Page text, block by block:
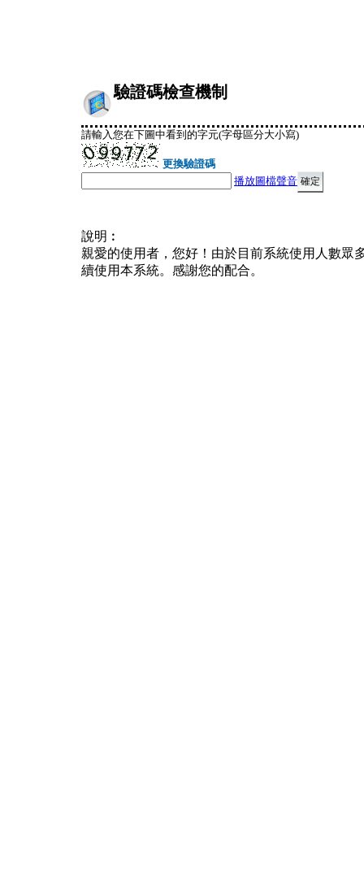
驗證碼檢查機制
請輸入您在下圖中看到的字元(字母區分大小寫)
更換驗證碼
播放圖檔聲音
說明︰
親愛的使用者，您好！由於目前系統使用人數眾
續使用本系統。感謝您的配合。